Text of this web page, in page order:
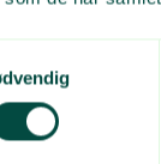
En plass
Sjekk